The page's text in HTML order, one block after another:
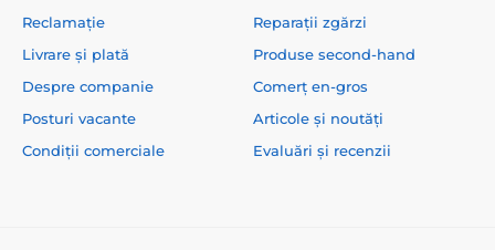
Reclamație
Livrare și plată
Despre companie
Posturi vacante
Condiții comerciale
Reparații zgărzi
Produse second-hand
Comerț en-gros
Articole și noutăți
Evaluări și recenzii